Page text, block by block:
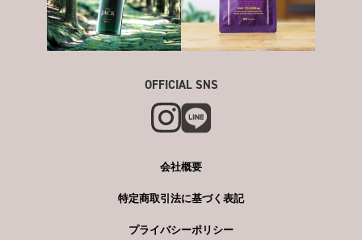
OFFICIAL SNS
会社概要
特定商取引法に基づく表記
プライバシーポリシー